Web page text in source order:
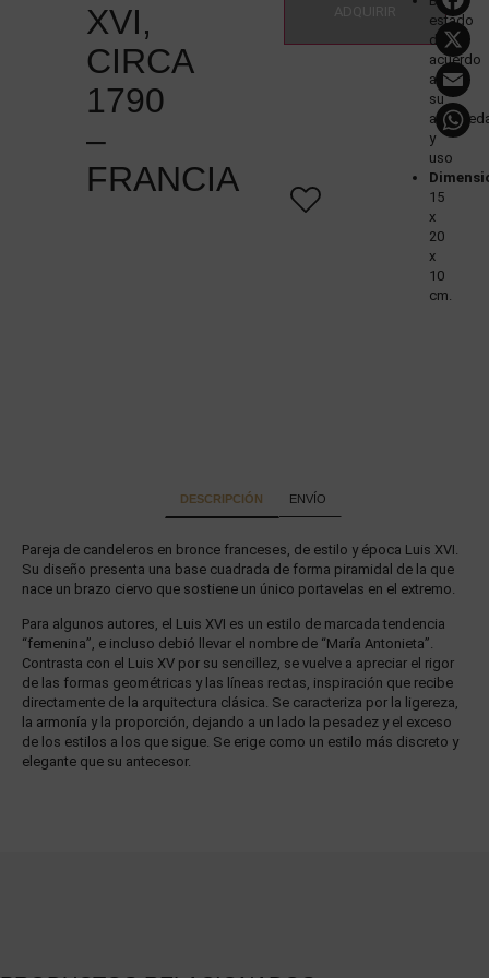
XVI,
CIRCA
1790
–
FRANCIA
estado
de
acuerdo
a
su
y
uso
15
x
20
x
10
cm.
DESCRIPCIÓN ENVÍO
Pareja de candeleros en bronce franceses, de estilo y época Luis XVI.
Su diseño presenta una base cuadrada de forma piramidal de la que
nace un brazo ciervo que sostiene un único portavelas en el extremo.
Para algunos autores, el Luis XVI es un estilo de marcada tendencia
“femenina”, e incluso debió llevar el nombre de “María Antonieta”.
Contrasta con el Luis XV por su sencillez, se vuelve a apreciar el rigor
de las formas geométricas y las líneas rectas, inspiración que recibe
directamente de la arquitectura clásica. Se caracteriza por la ligereza,
la armonía y la proporción, dejando a un lado la pesadez y el exceso
de los estilos a los que sigue. Se erige como un estilo más discreto y
elegante que su antecesor.